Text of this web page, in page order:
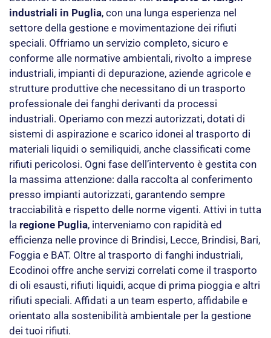
industriali in Puglia, con una lunga esperienza nel
settore della gestione e movimentazione dei rifiuti
speciali. Offriamo un servizio completo, sicuro e
conforme alle normative ambientali, rivolto a imprese
industriali, impianti di depurazione, aziende agricole e
strutture produttive che necessitano di un trasporto
professionale dei fanghi derivanti da processi
industriali. Operiamo con mezzi autorizzati, dotati di
sistemi di aspirazione e scarico idonei al trasporto di
materiali liquidi o semiliquidi, anche classificati come
rifiuti pericolosi. Ogni fase dell’intervento è gestita con
la massima attenzione: dalla raccolta al conferimento
presso impianti autorizzati, garantendo sempre
tracciabilità e rispetto delle norme vigenti. Attivi in tutta
la regione Puglia, interveniamo con rapidità ed
efficienza nelle province di Brindisi, Lecce, Brindisi, Bari,
Foggia e BAT. Oltre al trasporto di fanghi industriali,
Ecodinoi offre anche servizi correlati come il trasporto
di oli esausti, rifiuti liquidi, acque di prima pioggia e altri
rifiuti speciali. Affidati a un team esperto, affidabile e
orientato alla sostenibilità ambientale per la gestione
dei tuoi rifiuti.